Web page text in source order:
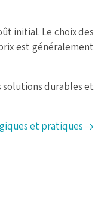
initial. Le choix des
est généralement
solutions durables et
et pratiques